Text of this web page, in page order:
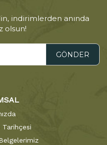
indirimlerden anında
olsun!
GÖNDER
Tarihçesi